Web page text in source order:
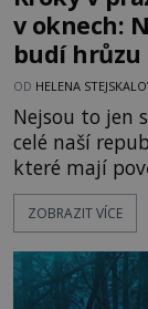
v oknech:
budí hrůzu
OD HELENA
Nejsou to jen
celé naší
které mají
ozývají
jevy. Zatímco historici většinou hledají racionální
lokality
celé
ZOBRAZIT VÍCE